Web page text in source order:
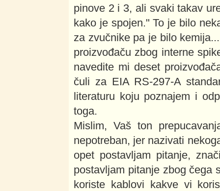
pinove 2 i 3, ali svaki takav
kako je spojen." To je bilo
za zvučnike pa je bilo
proizvođaču zbog interne
navedite mi deset
čuli za EIA RS-297-A
literaturu koju poznajem i
toga.
Mislim, Vaš ton
nepotreban, jer nazivati
opet postavljam pitanje,
postavljam pitanje zbog čega
koriste kablovi kakve vi